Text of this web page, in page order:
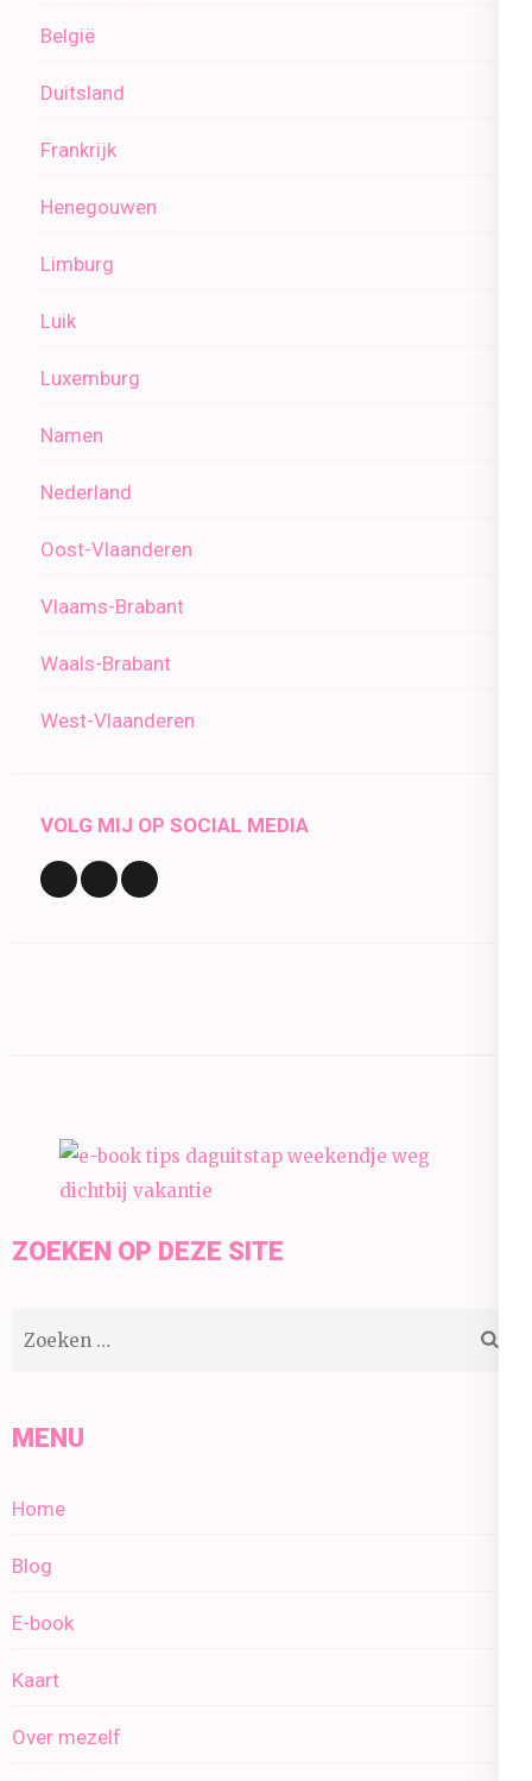
België
Duitsland
Frankrijk
Henegouwen
Limburg
Luik
Luxemburg
Namen
Nederland
Oost-Vlaanderen
Vlaams-Brabant
Waals-Brabant
West-Vlaanderen
VOLG MIJ OP SOCIAL MEDIA
ZOEKEN OP DEZE SITE
MENU
Home
Blog
E-book
Kaart
Over mezelf